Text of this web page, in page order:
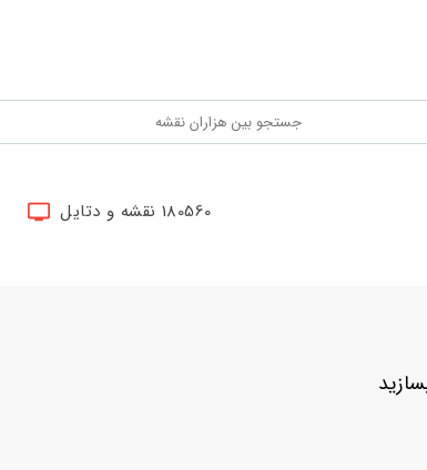
180560 نقشه و دتایل